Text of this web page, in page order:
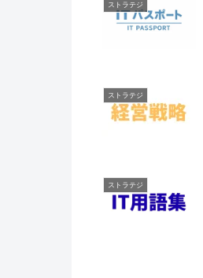
ストラテジ
ストラテジ
ストラテジ